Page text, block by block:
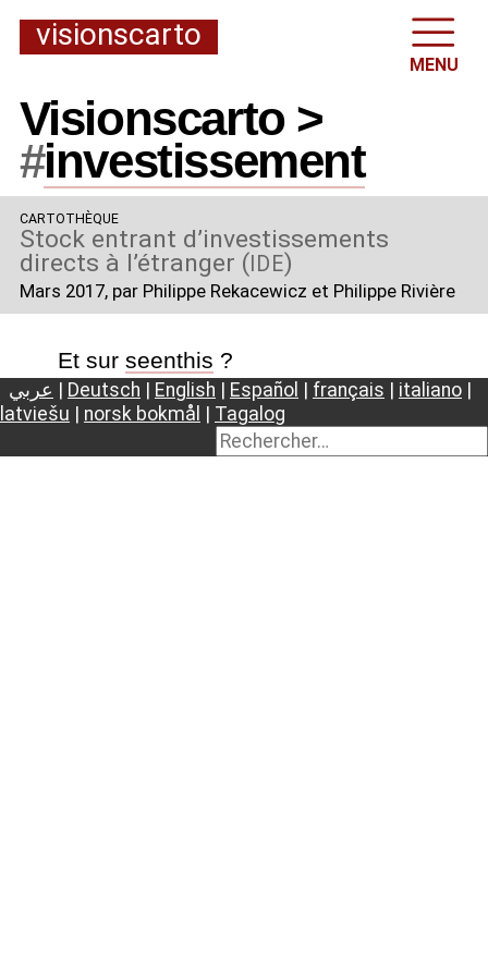
visionscarto
MENU
Visionscarto >
#investissement
CARTOTHÈQUE
Stock entrant d’investissements
directs à l’étranger ( IDE)
Mars 2017, par Philippe Rekacewicz et Philippe Rivière
Et sur seenthis ?
عربي Deutsch English Español français italiano
latviešu
norsk bokmål Tagalog